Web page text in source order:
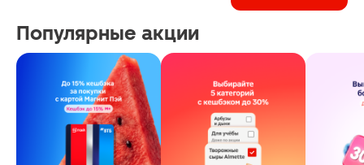
Популярные акции